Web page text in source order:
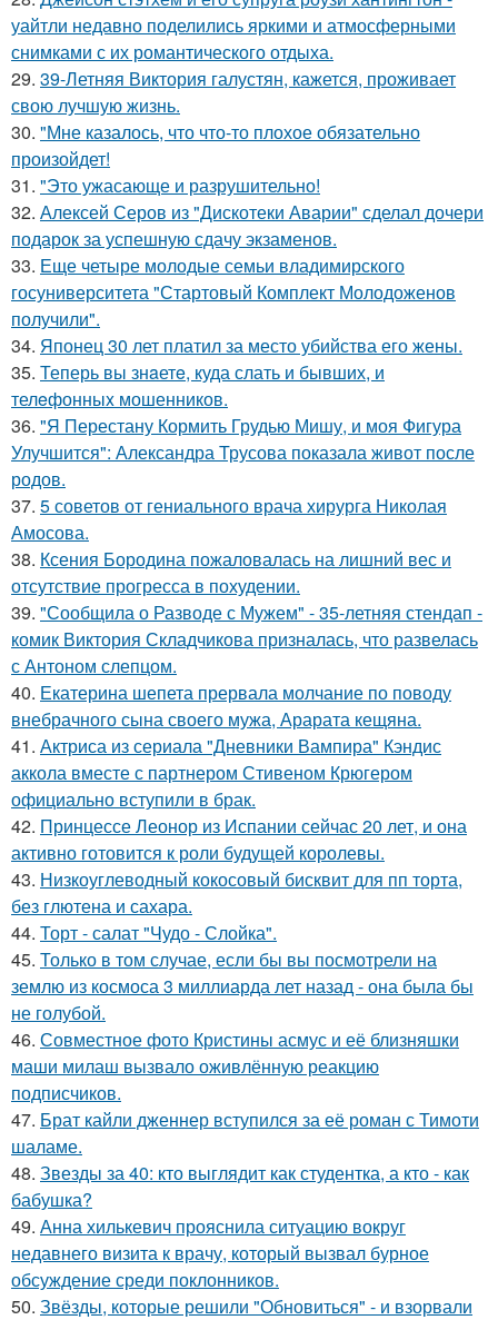
уайтли недавно поделились яркими и атмосферными
снимками с их романтического отдыха.
29. 39-Летняя Виктория галустян, кажется, проживает
свою лучшую жизнь.
30. "Мне казалось, что что-то плохое обязательно
произойдет!
31. "Это ужасающе и разрушительно!
32. Алексей Серов из "Дискотеки Аварии" сделал дочери
подарок за успешную сдачу экзаменов.
33. Еще четыре молодые семьи владимирского
госуниверситета "Стартовый Комплект Молодоженов
получили".
34. Японец 30 лет платил за место убийства его жены.
35. Теперь вы знaетe, куда слать и бывших, и
телeфонныx мошенников.
36. "Я Перестану Кормить Грудью Мишу, и моя Фигура
Улучшится": Александра Трусова показала живот после
родов.
37. 5 советов от гениального врача хирурга Николая
Амосова.
38. Ксения Бородина пожаловалась на лишний вес и
отсутствие прогресса в похудении.
39. "Сообщила о Разводе с Мужем" - 35-летняя стендап -
комик Виктория Складчикова призналась, что развелась
с Антоном слепцом.
40. Екатерина шепета прервала молчание по поводу
внебрачного сына своего мужа, Арарата кещяна.
41. Актриса из сериала "Дневники Вампира" Кэндис
аккола вместе с партнером Стивеном Крюгером
официально вступили в брак.
42. Принцессе Леонор из Испании сейчас 20 лет, и она
активно готовится к роли будущей королевы.
43. Низкоуглеводный кокосовый бисквит для пп торта,
без глютена и сахара.
44. Торт - салат "Чудо - Слойка".
45. Только в том случае, если бы вы посмотрели на
землю из космоса 3 миллиарда лет назад - она была бы
не голубой.
46. Совместное фото Кристины асмус и её близняшки
маши милаш вызвало оживлённую реакцию
подписчиков.
47. Брат кайли дженнер вступился за её роман с Тимоти
шаламе.
48. Звезды за 40: кто выглядит как студентка, а кто - как
бабушка?
49. Анна хилькевич прояснила ситуацию вокруг
недавнего визита к врачу, который вызвал бурное
обсуждение среди поклонников.
50. Звёзды, которые решили "Обновиться" - и взорвали